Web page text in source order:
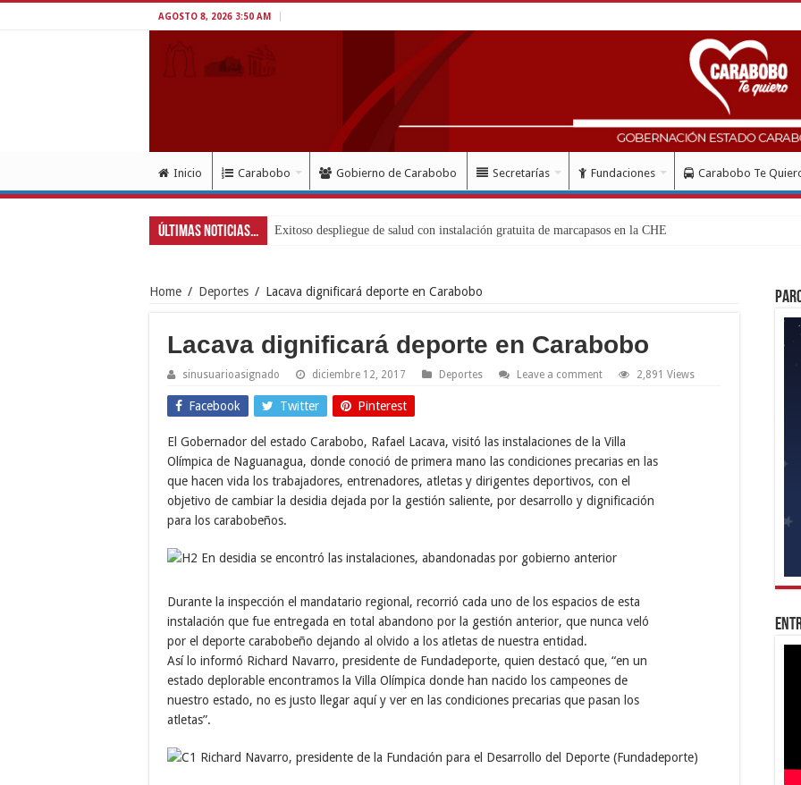
AGOSTO 8, 2026 3:50 AM
Inicio Carabobo Gobierno de Carabobo Secretarías Fundaciones Carabobo Te
Últimas Noticias...
Home / Deportes / Lacava dignificará deporte en Carabobo
Lacava dignificará deporte en Carabobo
sinusuarioasignado diciembre 12, 2017 Deportes Leave a comment 2,891 Views
Facebook Twitter Pinterest
El Gobernador del estado Carabobo, Rafael Lacava, visitó las instalaciones de la Villa
Olímpica de Naguanagua, donde conoció de primera mano las condiciones precarias en las
que hacen vida los trabajadores, entrenadores, atletas y dirigentes deportivos, con el
objetivo de cambiar la desidia dejada por la gestión saliente, por desarrollo y dignificación
para los carabobeños.
Durante la inspección el mandatario regional, recorrió cada uno de los espacios de esta
instalación que fue entregada en total abandono por la gestión anterior, que nunca veló
por el deporte carabobeño dejando al olvido a los atletas de nuestra entidad.
Así lo informó Richard Navarro, presidente de Fundadeporte, quien destacó que, “en un
estado deplorable encontramos la Villa Olímpica donde han nacido los campeones de
nuestro estado, no es justo llegar aquí y ver en las condiciones precarias que pasan los
atletas”.